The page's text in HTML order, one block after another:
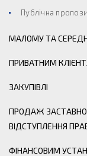
Публічна
МАЛОМУ ТА
ПРИВАТНИМ
ЗАКУПІВЛІ
ПРОДАЖ
ВІДСТУПЛЕННЯ
ФІНАНСОВИМ